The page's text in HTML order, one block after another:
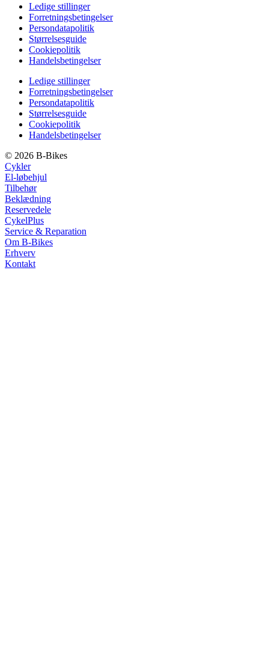
Ledige stillinger
Forretningsbetingelser
Persondatapolitik
Størrelsesguide
Cookiepolitik
Handelsbetingelser
Ledige stillinger
Forretningsbetingelser
Persondatapolitik
Størrelsesguide
Cookiepolitik
Handelsbetingelser
© 2026 B-Bikes
Cykler
El-løbehjul
Tilbehør
Beklædning
Reservedele
CykelPlus
Service & Reparation
Om B-Bikes
Erhverv
Kontakt